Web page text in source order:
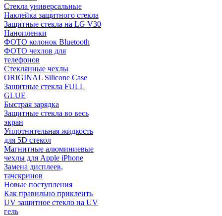
Стекла универсальные
Наклейка защитного стекла
Защитные стекла на LG V30
Нанопленки
ФОТО колонок Bluetooth
ФOTO чехлов для
телефонов
Стеклянные чехлы
ORIGINAL Silicone Case
Защитные стекла FULL
GLUE
Быстрая зарядка
Защитные стекла во весь
экран
Уплотнительная жидкость
для 5D стекол
Магнитные алюминиевые
чехлы для Apple iPhone
Замена дисплеев,
тачскринов
Новые поступления
Как правильно приклеить
UV защитное стекло на UV
гель